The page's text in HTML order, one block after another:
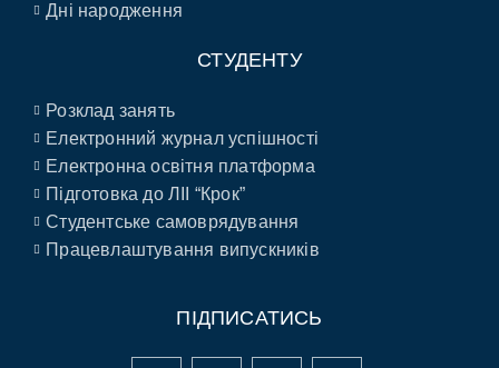
Дні народження
СТУДЕНТУ
Розклад занять
Електронний журнал успішності
Електронна освітня платформа
Підготовка до ЛІІ “Крок”
Студентське самоврядування
Працевлаштування випускників
ПІДПИСАТИСЬ